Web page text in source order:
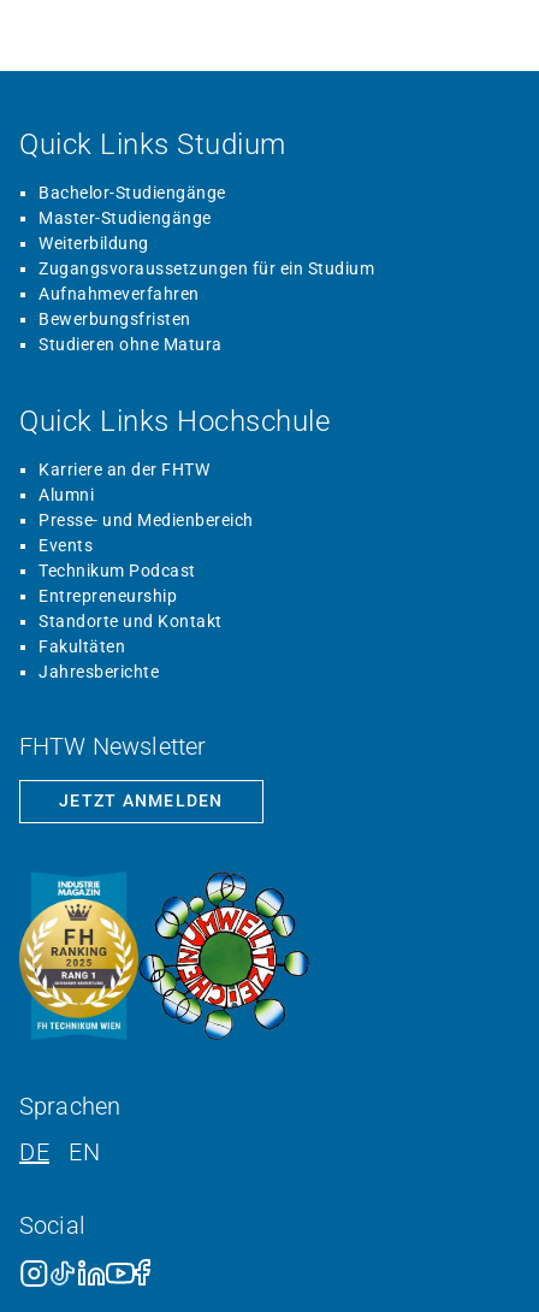
Quick Links Studium
Bachelor-Studiengänge
Master-Studiengänge
Weiterbildung
Zugangsvoraussetzungen für ein Studium
Aufnahmeverfahren
Bewerbungsfristen
Studieren ohne Matura
Quick Links Hochschule
Karriere an der FHTW
Alumni
Presse- und Medienbereich
Events
Technikum Podcast
Entrepreneurship
Standorte und Kontakt
Fakultäten
Jahresberichte
FHTW Newsletter
JETZT ANMELDEN
Sprachen
DE
EN
Social